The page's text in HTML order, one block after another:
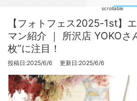
【フォトフェス2025-1st】
マン紹介 ｜ 所沢店 YOKOさ
枚”に注目！
投稿日:2025/6/6 更新日:2025/6/6